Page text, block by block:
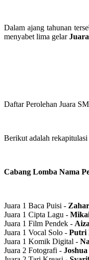
Dalam ajang tahunan
menyabet lima gelar
Daftar Perolehan Juara
Berikut adalah
Cabang Lomba Nama
Juara 1 Baca Puisi -
Juara 1 Cipta Lagu -
Juara 1 Film Pendek -
Juara 1 Vocal Solo - Putri
Juara 1 Komik Digital -
Juara 2 Fotografi -